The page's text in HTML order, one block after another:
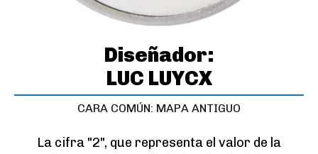
Diseñador:
LUC LUYCX
CARA COMÚN: MAPA ANTIGUO
La cifra "2", que representa el valor de la